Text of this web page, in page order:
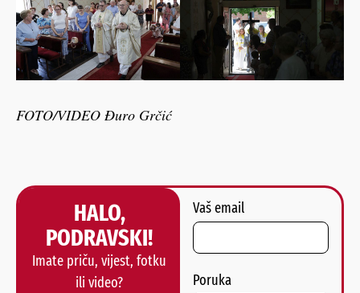
FOTO/VIDEO Đuro Grčić
HALO,
PODRAVSKI!
Imate priču, vijest, fotku
ili video?
Vaš email
Poruka